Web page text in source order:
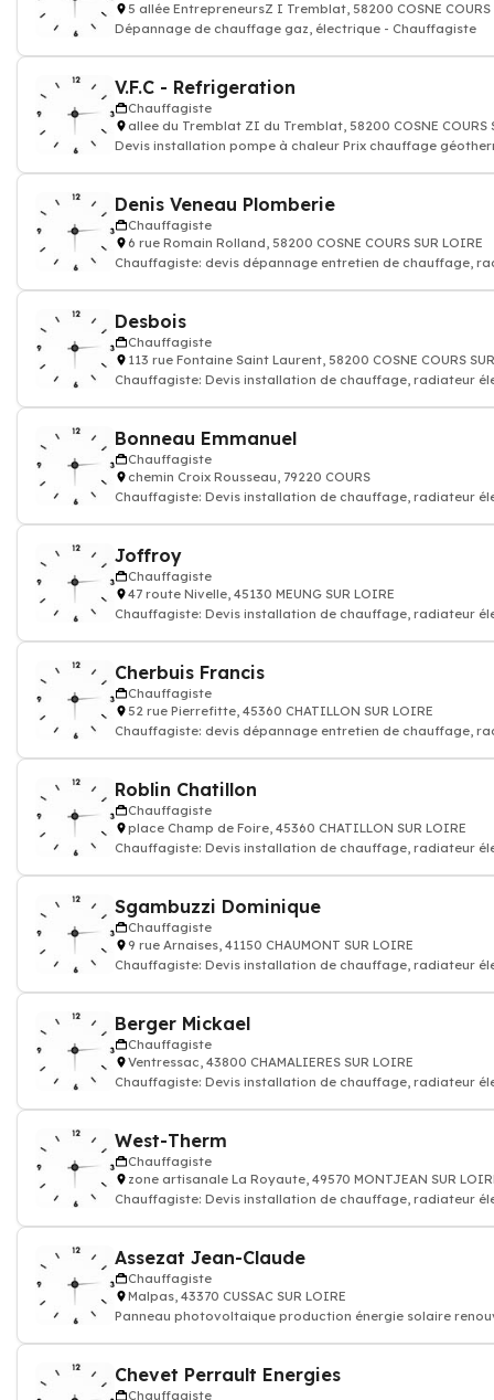
5 allée EntrepreneursZ I Tremblat, 58200 COSNE COURS
Dépannage de chauffage gaz, électrique - Chauffagiste
V.F.C - Refrigeration
Chauffagiste
allee du Tremblat ZI du Tremblat, 58200 COSNE COURS
Devis installation pompe à chaleur Prix chauffage
Denis Veneau Plomberie
Chauffagiste
6 rue Romain Rolland, 58200 COSNE COURS SUR LOIRE
Chauffagiste: devis dépannage entretien de chauffage,
Desbois
Chauffagiste
113 rue Fontaine Saint Laurent, 58200 COSNE COURS
Chauffagiste: Devis installation de chauffage, radiateur
Bonneau Emmanuel
Chauffagiste
chemin Croix Rousseau, 79220 COURS
Chauffagiste: Devis installation de chauffage, radiateur
Joffroy
Chauffagiste
47 route Nivelle, 45130 MEUNG SUR LOIRE
Chauffagiste: Devis installation de chauffage, radiateur
Cherbuis Francis
Chauffagiste
52 rue Pierrefitte, 45360 CHATILLON SUR LOIRE
Chauffagiste: devis dépannage entretien de chauffage,
Roblin Chatillon
Chauffagiste
place Champ de Foire, 45360 CHATILLON SUR LOIRE
Chauffagiste: Devis installation de chauffage, radiateur
Sgambuzzi Dominique
Chauffagiste
9 rue Arnaises, 41150 CHAUMONT SUR LOIRE
Chauffagiste: Devis installation de chauffage, radiateur
Berger Mickael
Chauffagiste
Ventressac, 43800 CHAMALIERES SUR LOIRE
Chauffagiste: Devis installation de chauffage, radiateur
West-Therm
Chauffagiste
zone artisanale La Royaute, 49570 MONTJEAN SUR
Chauffagiste: Devis installation de chauffage, radiateur
Assezat Jean-Claude
Chauffagiste
Malpas, 43370 CUSSAC SUR LOIRE
Panneau photovoltaique production énergie solaire
Chevet Perrault Energies
Chauffagiste